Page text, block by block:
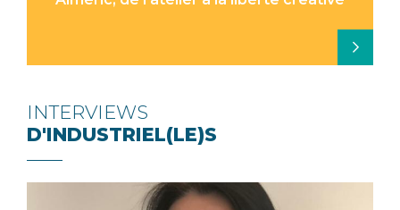
INTERVIEWS
D'INDUSTRIEL(LE)S